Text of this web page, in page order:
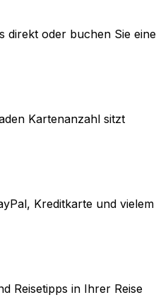
direkt oder buchen Sie eine
Kartenanzahl sitzt
Kreditkarte und vielem
Reisetipps in Ihrer Reise